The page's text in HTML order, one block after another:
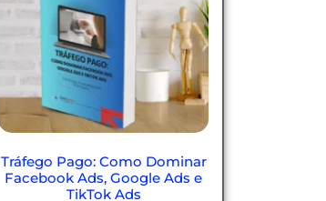
Tráfego Pago: Como Dominar
Facebook Ads, Google Ads e
TikTok Ads